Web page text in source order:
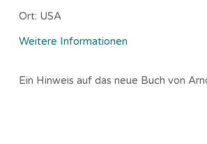
Ort: USA
Weitere Informationen
Ein Hinweis auf das neue Buch von